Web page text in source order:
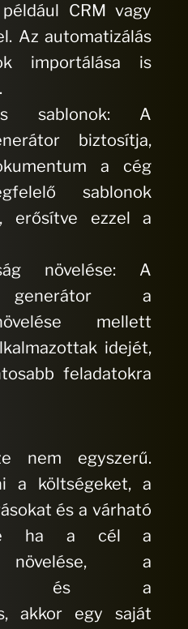
CRM vagy
Az automatizálás
importálása is
sablonok: A
biztosítja,
a cég
sablonok
erősítve ezzel a
növelése: A
generátor a
mellett
idejét,
feladatokra
nem egyszerű.
a költségeket, a
és a várható
ha a cél a
növelése, a
és a
akkor egy saját